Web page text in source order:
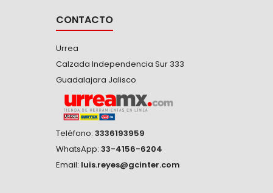
CONTACTO
Urrea
Calzada Independencia Sur 333
Guadalajara Jalisco
Teléfono: 3336193959
WhatsApp: 33-4156-6204
Email: luis.reyes@gcinter.com